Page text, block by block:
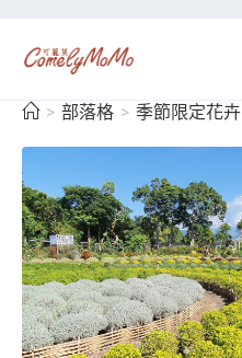
> 部落格 > 季節限定花卉